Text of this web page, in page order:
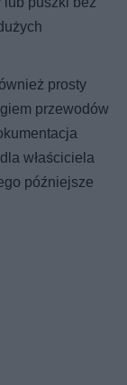
prosty
przewodów
właściciela
późniejsze